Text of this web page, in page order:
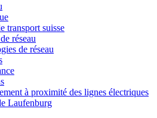
transport suisse
réseau
de réseau
à proximité des lignes électriques
Laufenburg